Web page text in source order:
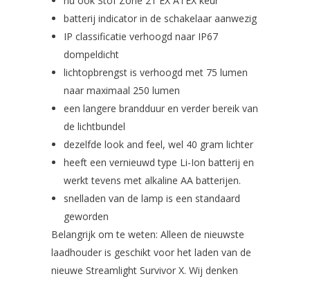
batterij indicator in de schakelaar aanwezig
IP classificatie verhoogd naar IP67
dompeldicht
lichtopbrengst is verhoogd met 75 lumen
naar maximaal 250 lumen
een langere brandduur en verder bereik van
de lichtbundel
dezelfde look and feel, wel 40 gram lichter
heeft een vernieuwd type Li-Ion batterij en
werkt tevens met alkaline AA batterijen.
snelladen van de lamp is een standaard
geworden
Belangrijk om te weten: Alleen de nieuwste
laadhouder is geschikt voor het laden van de
nieuwe Streamlight Survivor X. Wij denken